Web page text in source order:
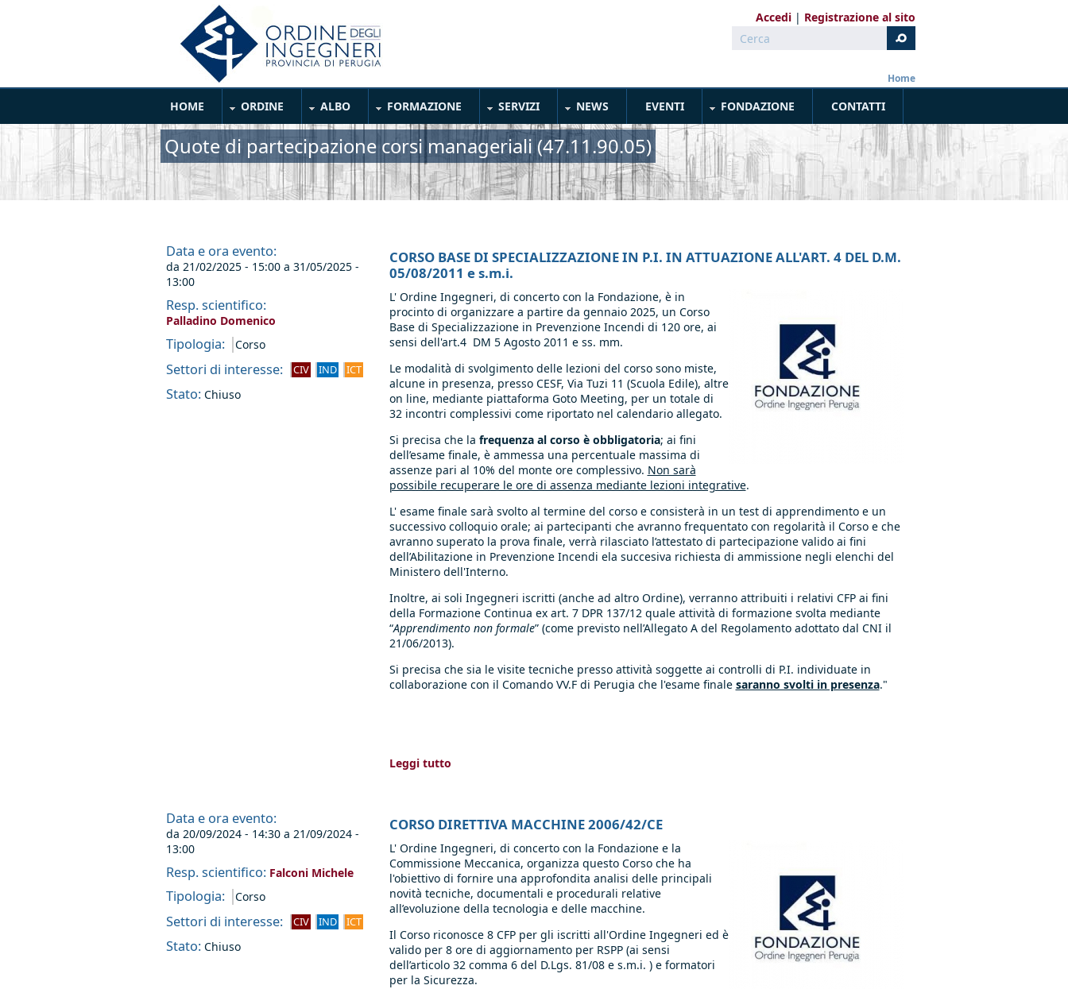
Accedi Registrazione al sito
Form di ricerca
Cerca
Home
Main Menu
HOME ORDINE ALBO FORMAZIONE SERVIZI NEWS EVENTI FONDAZIONE CONTATTI
Quote di partecipazione corsi manageriali (47.11.90.05)
Data e ora evento:
da 21/02/2025 - 15:00 a 31/05/2025 -
13:00
Resp. scientifico:
Palladino Domenico
Tipologia: Corso
Settori di interesse: CIV IND ICT
Stato: Chiuso
CORSO BASE DI SPECIALIZZAZIONE IN P.I. IN ATTUAZIONE ALL'ART. 4 DEL D.M.
05/08/2011 e s.m.i.
L' Ordine Ingegneri, di concerto con la Fondazione, è in
procinto di organizzare a partire da gennaio 2025, un Corso
Base di Specializzazione in Prevenzione Incendi di 120 ore, ai
sensi dell'art.4 DM 5 Agosto 2011 e ss. mm.
Le modalità di svolgimento delle lezioni del corso sono miste,
alcune in presenza, presso CESF, Via Tuzi 11 (Scuola Edile), altre
on line, mediante piattaforma Goto Meeting, per un totale di
32 incontri complessivi come riportato nel calendario allegato.
Si precisa che la frequenza al corso è obbligatoria; ai fini
dell’esame finale, è ammessa una percentuale massima di
assenze pari al 10% del monte ore complessivo. Non sarà
possibile recuperare le ore di assenza mediante lezioni integrative.
L' esame finale sarà svolto al termine del corso e consisterà in un test di apprendimento e un
successivo colloquio orale; ai partecipanti che avranno frequentato con regolarità il Corso e che
avranno superato la prova finale, verrà rilasciato l’attestato di partecipazione valido ai fini
dell’Abilitazione in Prevenzione Incendi ela succesiva richiesta di ammissione negli elenchi del
Ministero dell'Interno.
Inoltre, ai soli Ingegneri iscritti (anche ad altro Ordine), verranno attribuiti i relativi CFP ai fini
della Formazione Continua ex art. 7 DPR 137/12 quale attività di formazione svolta mediante
“Apprendimento non formale” (come previsto nell’Allegato A del Regolamento adottato dal CNI il
21/06/2013).
Si precisa che sia le visite tecniche presso attività soggette ai controlli di P.I. individuate in
collaborazione con il Comando VV.F di Perugia che l'esame finale saranno svolti in presenza."
Leggi tutto
Data e ora evento:
da 20/09/2024 - 14:30 a 21/09/2024 -
13:00
Resp. scientifico: Falconi Michele
Tipologia: Corso
Settori di interesse: CIV IND ICT
Stato: Chiuso
CORSO DIRETTIVA MACCHINE 2006/42/CE
L' Ordine Ingegneri, di concerto con la Fondazione e la
Commissione Meccanica, organizza questo Corso che ha
l'obiettivo di fornire una approfondita analisi delle principali
novità tecniche, documentali e procedurali relative
all’evoluzione della tecnologia e delle macchine.
Il Corso riconosce 8 CFP per gli iscritti all'Ordine Ingegneri ed è
valido per 8 ore di aggiornamento per RSPP (ai sensi
dell’articolo 32 comma 6 del D.Lgs. 81/08 e s.m.i. ) e formatori
per la Sicurezza.